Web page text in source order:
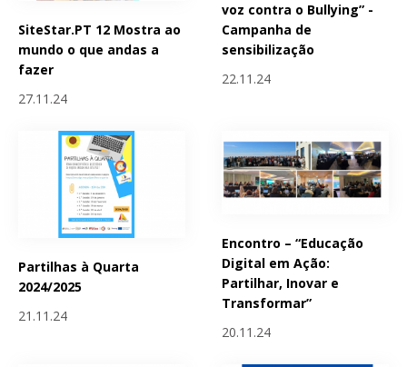
SiteStar.PT 12 Mostra ao
mundo o que andas a
fazer
27.11.24
voz contra o Bullying” -
Campanha de
sensibilização
22.11.24
Partilhas à Quarta
2024/2025
21.11.24
Encontro – “Educação
Digital em Ação:
Partilhar, Inovar e
Transformar”
20.11.24